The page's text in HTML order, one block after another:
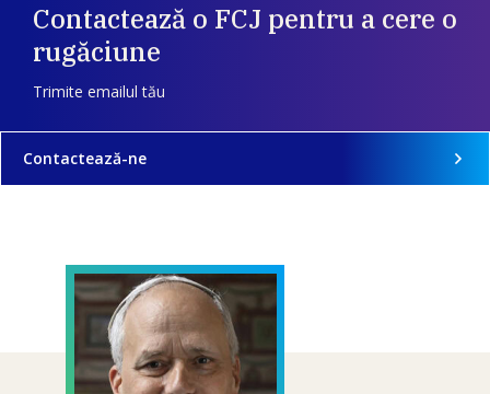
Contactează o FCJ pentru a cere o
rugăciune
Trimite emailul tău
Contactează-ne